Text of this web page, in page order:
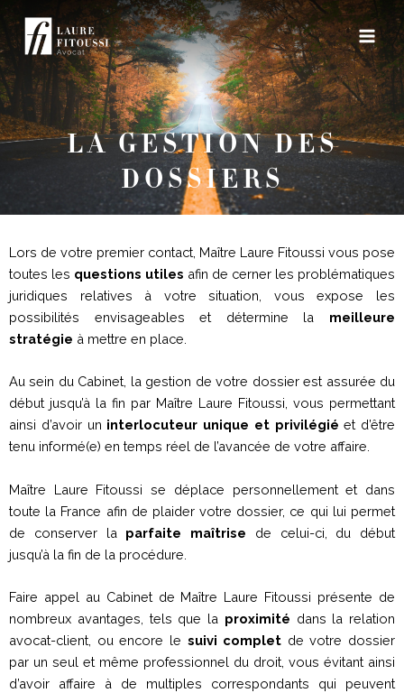
au
contenu
Main
LA GESTION DES
DOSSIERS
Lors de votre premier contact, Maître Laure Fitoussi vous pose
toutes les questions utiles afin de cerner les problématiques
juridiques relatives à votre situation, vous expose les
possibilités envisageables et détermine la meilleure
stratégie à mettre en place.
Au sein du Cabinet, la gestion de votre dossier est assurée du
début jusqu’à la fin par Maître Laure Fitoussi, vous permettant
ainsi d’avoir un interlocuteur unique et privilégié et d’être
tenu informé(e) en temps réel de l’avancée de votre affaire.
Maître Laure Fitoussi se déplace personnellement et dans
toute la France afin de plaider votre dossier, ce qui lui permet
de conserver la parfaite maîtrise de celui-ci, du début
jusqu’à la fin de la procédure.
Faire appel au Cabinet de Maître Laure Fitoussi présente de
nombreux avantages, tels que la proximité dans la relation
avocat-client, ou encore le suivi complet de votre dossier
par un seul et même professionnel du droit, vous évitant ainsi
d’avoir affaire à de multiples correspondants qui peuvent